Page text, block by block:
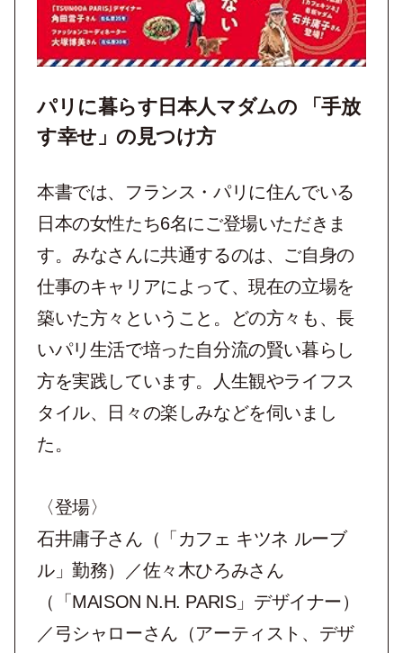
パリに暮らす日本人マダムの 「手放
す幸せ」の見つけ方
本書では、フランス・パリに住んでいる
日本の女性たち6名にご登場いただきま
す。みなさんに共通するのは、ご自身の
仕事のキャリアによって、現在の立場を
築いた方々ということ。どの方々も、長
いパリ生活で培った自分流の賢い暮らし
方を実践しています。人生観やライフス
タイル、日々の楽しみなどを伺いまし
た。
〈登場〉
石井庸子さん（「カフェ キツネ ルーブ
ル」勤務）／佐々木ひろみさん
（「MAISON N.H. PARIS」デザイナー）
／弓シャローさん（アーティスト、デザ